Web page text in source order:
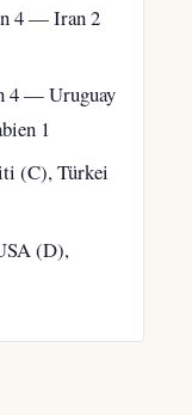
4 — Iran 2
4 — Uruguay
1
(C), Türkei
(D),